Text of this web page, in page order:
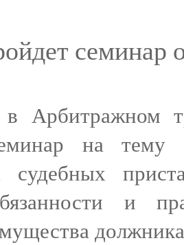
семинар
в Арбитражном
на тему
судебных
и